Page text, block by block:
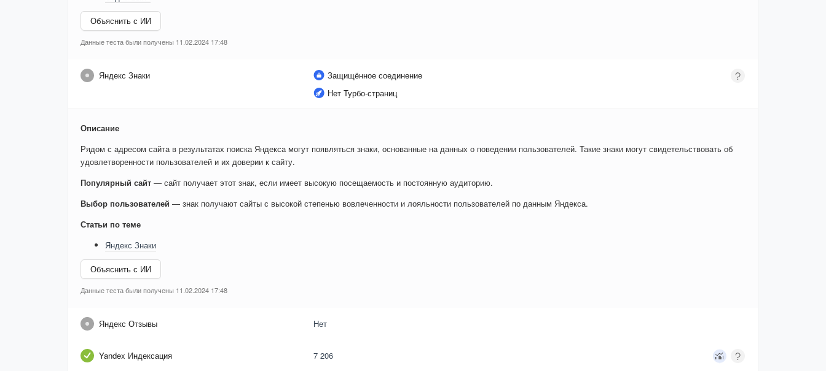
Объяснить с ИИ
Данные теста были получены 11.02.2024 17:48
Яндекс Знаки
Защищённое соединение
Нет Турбо-страниц
Описание
Рядом с адресом сайта в результатах поиска Яндекса могут появляться знаки, основанные на данных о поведении пользователей. Такие знаки могут свидетельствовать об
удовлетворенности пользователей и их доверии к сайту.
Популярный сайт — сайт получает этот знак, если имеет высокую посещаемость и постоянную аудиторию.
Выбор пользователей — знак получают сайты с высокой степенью вовлеченности и лояльности пользователей по данным Яндекса.
Статьи по теме
Яндекс Знаки
Объяснить с ИИ
Данные теста были получены 11.02.2024 17:48
Яндекс Отзывы Нет
Yandex Индексация 7 206